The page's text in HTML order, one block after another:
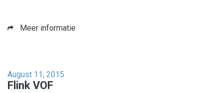
Meer informatie
August 11, 2015
Flink VOF